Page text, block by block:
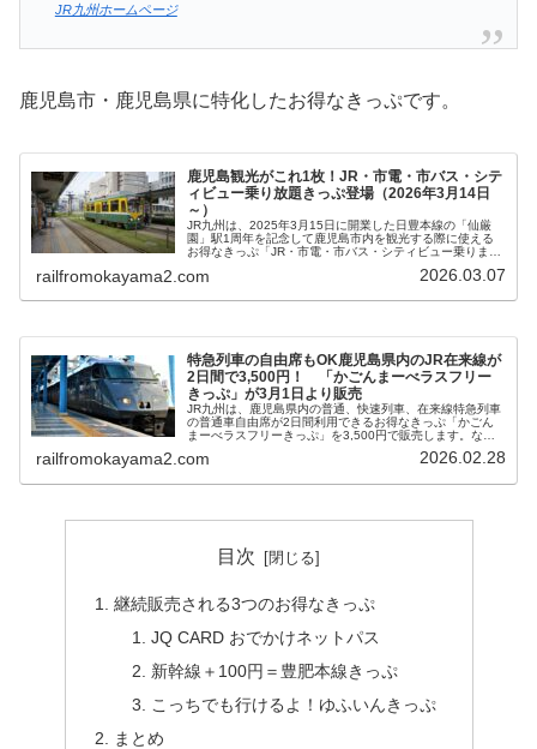
JR九州ホームページ
鹿児島市・鹿児島県に特化したお得なきっぷです。
鹿児島観光がこれ1枚！JR・市電・市バス・シテ
ィビュー乗り放題きっぷ登場（2026年3月14日
～）
JR九州は、2025年3月15日に開業した日豊本線の「仙厳
園」駅1周年を記念して鹿児島市内を観光する際に使える
お得なきっぷ「JR・市電・市バス・シティビュー乗りまわ
を発表しました。利用できるのは、JRが鹿児島中央駅～仙
線となっています。
railfromokayama2.com 2026.03.07
特急列車の自由席もOK鹿児島県内のJR在来線が
2日間で3,500円！ 「かごんまーべラスフリー
きっぷ」が3月1日より販売
JR九州は、鹿児島県内の普通、快速列車、在来線特急列車
の普通車自由席が2日間利用できるお得なきっぷ「かごん
まーべラスフリーきっぷ」を3,500円で販売します。な
特急券もしくはグリーン券が必要となります。
railfromokayama2.com 2026.02.28
目次
継続販売される3つのお得なきっぷ
JQ CARD おでかけネットパス
新幹線＋100円＝豊肥本線きっぷ
こっちでも行けるよ！ゆふいんきっぷ
まとめ